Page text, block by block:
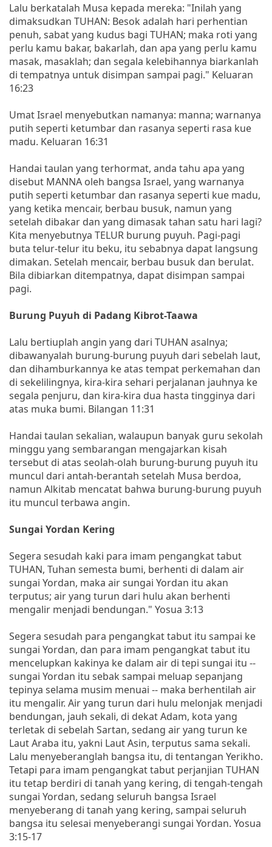
Lalu berkatalah Musa kepada mereka: "Inilah yang
dimaksudkan TUHAN: Besok adalah hari perhentian
penuh, sabat yang kudus bagi TUHAN; maka roti yang
perlu kamu bakar, bakarlah, dan apa yang perlu kamu
masak, masaklah; dan segala kelebihannya biarkanlah
di tempatnya untuk disimpan sampai pagi." Keluaran
16:23
Umat Israel menyebutkan namanya: manna; warnanya
putih seperti ketumbar dan rasanya seperti rasa kue
madu. Keluaran 16:31
Handai taulan yang terhormat, anda tahu apa yang
disebut MANNA oleh bangsa Israel, yang warnanya
putih seperti ketumbar dan rasanya seperti kue madu,
yang ketika mencair, berbau busuk, namun yang
setelah dibakar dan yang dimasak tahan satu hari lagi?
Kita menyebutnya TELUR burung puyuh. Pagi-pagi
buta telur-telur itu beku, itu sebabnya dapat langsung
dimakan. Setelah mencair, berbau busuk dan berulat.
Bila dibiarkan ditempatnya, dapat disimpan sampai
pagi.
Burung Puyuh di Padang Kibrot-Taawa
Lalu bertiuplah angin yang dari TUHAN asalnya;
dibawanyalah burung-burung puyuh dari sebelah laut,
dan dihamburkannya ke atas tempat perkemahan dan
di sekelilingnya, kira-kira sehari perjalanan jauhnya ke
segala penjuru, dan kira-kira dua hasta tingginya dari
atas muka bumi. Bilangan 11:31
Handai taulan sekalian, walaupun banyak guru sekolah
minggu yang sembarangan mengajarkan kisah
tersebut di atas seolah-olah burung-burung puyuh itu
muncul dari antah-berantah setelah Musa berdoa,
namun Alkitab mencatat bahwa burung-burung puyuh
itu muncul terbawa angin.
Sungai Yordan Kering
Segera sesudah kaki para imam pengangkat tabut
TUHAN, Tuhan semesta bumi, berhenti di dalam air
sungai Yordan, maka air sungai Yordan itu akan
terputus; air yang turun dari hulu akan berhenti
mengalir menjadi bendungan." Yosua 3:13
Segera sesudah para pengangkat tabut itu sampai ke
sungai Yordan, dan para imam pengangkat tabut itu
mencelupkan kakinya ke dalam air di tepi sungai itu --
sungai Yordan itu sebak sampai meluap sepanjang
tepinya selama musim menuai -- maka berhentilah air
itu mengalir. Air yang turun dari hulu melonjak menjadi
bendungan, jauh sekali, di dekat Adam, kota yang
terletak di sebelah Sartan, sedang air yang turun ke
Laut Araba itu, yakni Laut Asin, terputus sama sekali.
Lalu menyeberanglah bangsa itu, di tentangan Yerikho.
Tetapi para imam pengangkat tabut perjanjian TUHAN
itu tetap berdiri di tanah yang kering, di tengah-tengah
sungai Yordan, sedang seluruh bangsa Israel
menyeberang di tanah yang kering, sampai seluruh
bangsa itu selesai menyeberangi sungai Yordan. Yosua
3:15-17